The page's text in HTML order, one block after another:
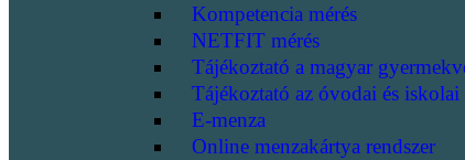
Kompetencia mérés
NETFIT mérés
Tájékoztató a magyar
Tájékoztató az óvodai és
E-menza
Online menzakártya rendszer